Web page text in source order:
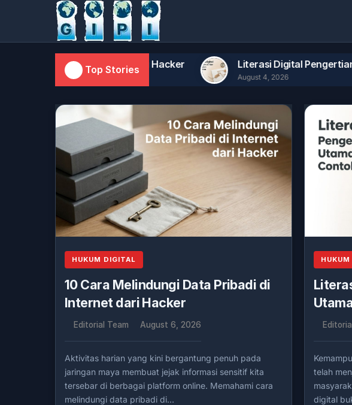
Top Stories
di Internet dari Hacker Literasi Digital Pengertian 4 Pilar
August 4, 2026
HUKUM DIGITAL
10 Cara Melindungi Data Pribadi di
Internet dari Hacker
Editorial Team August 6, 2026
Aktivitas harian yang kini bergantung penuh pada
jaringan maya membuat jejak informasi sensitif kita
tersebar di berbagai platform online. Memahami cara
melindungi data pribadi di…
telah
digital